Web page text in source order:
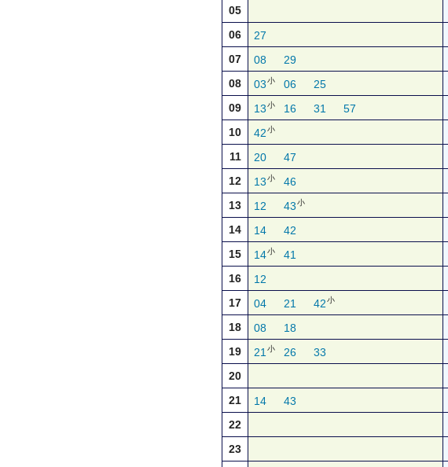
05
06
27
07
08 29
08 03小 06 25
09
13小 16 31 57
10
42小
11 20 47
12
13小 46
13
12 43小
14 14 42
15
14小 41
16
12
17
04 21 42小
18
08 18
19 21 小 26
33
20
21
14 43
22
23